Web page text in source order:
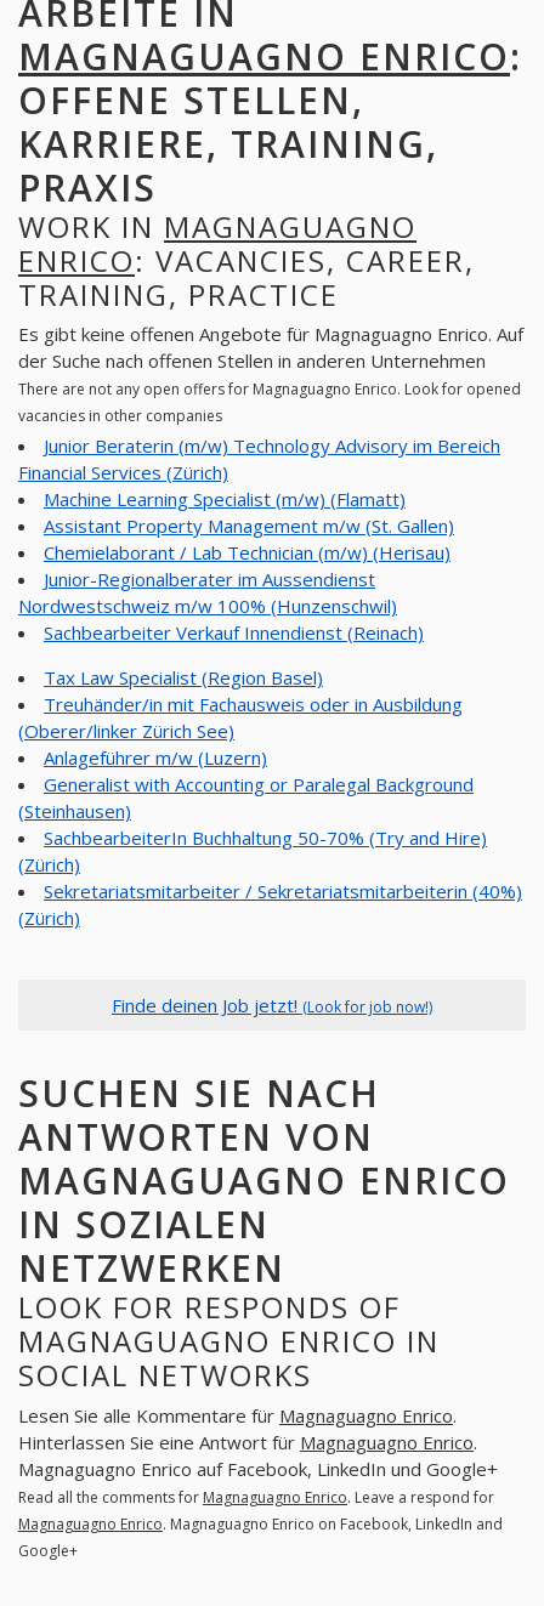
ARBEITE IN
MAGNAGUAGNO ENRICO:
OFFENE STELLEN,
KARRIERE, TRAINING,
PRAXIS
WORK IN MAGNAGUAGNO
ENRICO: VACANCIES, CAREER,
TRAINING, PRACTICE
Es gibt keine offenen Angebote für Magnaguagno Enrico. Auf
der Suche nach offenen Stellen in anderen Unternehmen
There are not any open offers for Magnaguagno Enrico. Look for opened
vacancies in other companies
Junior Beraterin (m/w) Technology Advisory im Bereich
Financial Services (Zürich)
Machine Learning Specialist (m/w) (Flamatt)
Assistant Property Management m/w (St. Gallen)
Chemielaborant / Lab Technician (m/w) (Herisau)
Junior-Regionalberater im Aussendienst
Nordwestschweiz m/w 100% (Hunzenschwil)
Sachbearbeiter Verkauf Innendienst (Reinach)
Tax Law Specialist (Region Basel)
Treuhänder/in mit Fachausweis oder in Ausbildung
(Oberer/linker Zürich See)
Anlageführer m/w (Luzern)
Generalist with Accounting or Paralegal Background
(Steinhausen)
SachbearbeiterIn Buchhaltung 50-70% (Try and Hire)
(Zürich)
Sekretariatsmitarbeiter / Sekretariatsmitarbeiterin (40%)
(Zürich)
Finde deinen Job jetzt! (Look for job now!)
SUCHEN SIE NACH
ANTWORTEN VON
MAGNAGUAGNO ENRICO
IN SOZIALEN
NETZWERKEN
LOOK FOR RESPONDS OF
MAGNAGUAGNO ENRICO IN
SOCIAL NETWORKS
Lesen Sie alle Kommentare für Magnaguagno Enrico.
Hinterlassen Sie eine Antwort für Magnaguagno Enrico.
Magnaguagno Enrico auf Facebook, LinkedIn und Google+
Read all the comments for Magnaguagno Enrico. Leave a respond for
Magnaguagno Enrico. Magnaguagno Enrico on Facebook, LinkedIn and
Google+